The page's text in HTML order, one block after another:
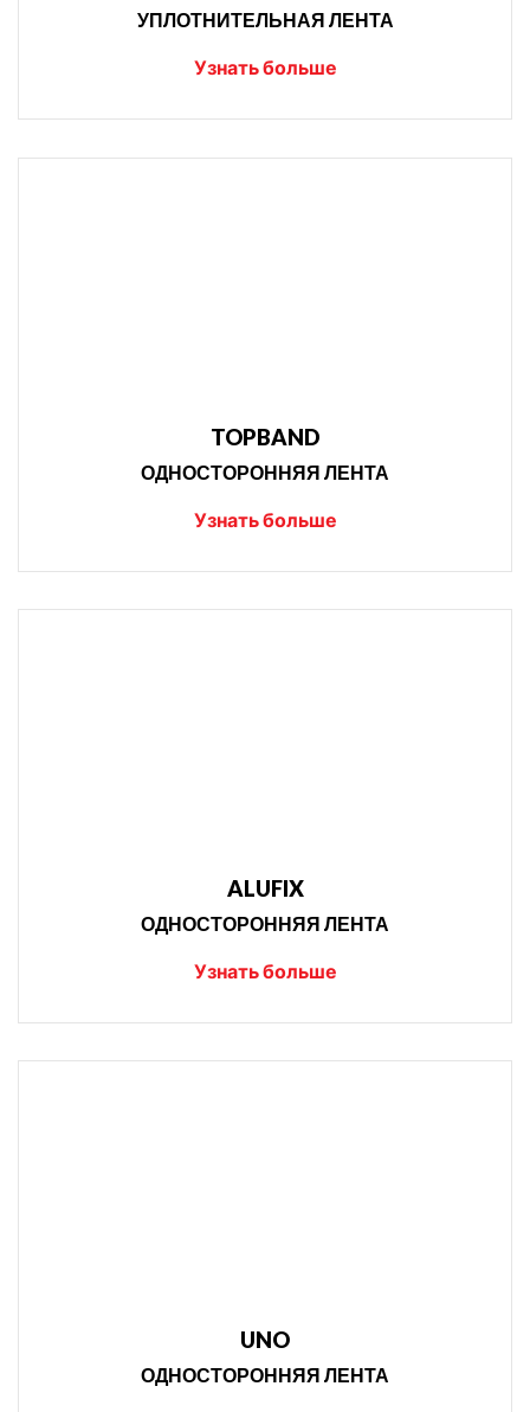
УПЛОТНИТЕЛЬНАЯ ЛЕНТА
Узнать больше
TOPBAND
ОДНОСТОРОННЯЯ ЛЕНТА
Узнать больше
ALUFIX
ОДНОСТОРОННЯЯ ЛЕНТА
Узнать больше
UNO
ОДНОСТОРОННЯЯ ЛЕНТА